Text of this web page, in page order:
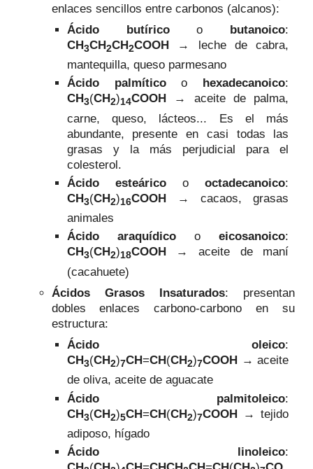
enlaces sencillos entre carbonos (alcanos):
Ácido butíricoo butanoico:
CH3CH2CH2COOH→ leche de cabra,
mantequilla, queso parmesano
Ácido palmíticoo hexadecanoico:
CH3(CH2)14COOH
→ aceite de palma,
carne, queso, lácteos... Es el más
abundante, presente en casi todas las
grasas y la más perjudicial para el
colesterol.
Ácido esteáricoooctadecanoico:
CH3(CH2)16COOH→cacaos, grasas
animales
Ácido araquídicooeicosanoico:
CH3(CH2)18COOH → aceite de maní
(cacahuete)
Ácidos Grasos Insaturados:
presentan
dobles enlaces carbono-carbono en su
estructura:
Ácido oleico:
CH3(CH2)7CH=CH(CH2)7COOH→aceite
de oliva, aceite de aguacate
Ácido palmitoleico:
CH3(CH2)5CH=CH(CH2)7COOH →tejido
adiposo, hígado
Ácido linoleico: